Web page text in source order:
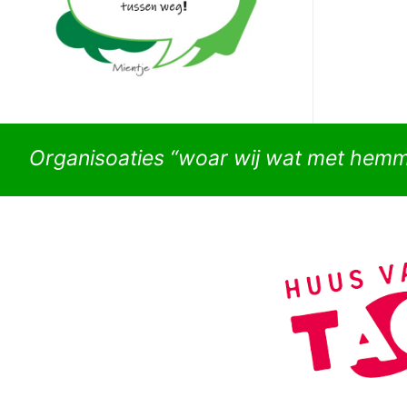
Organisoaties “woar wij wat met